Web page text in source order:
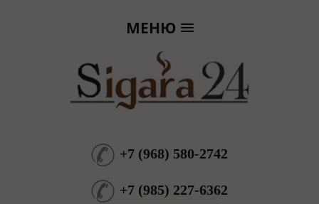
МЕНЮ
+7 (968) 580-2742
+7 (985) 227-6362